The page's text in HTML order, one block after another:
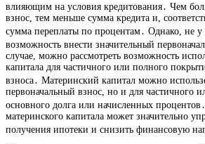
влияющим на условия кредитования․ Чем
взнос, тем меньше сумма кредита и,
сумма переплаты по процентам․ Однако, не у
возможность внести значительный
случае, можно рассмотреть возможность
капитала для частичного или полного
взноса․ Материнский капитал можно
первоначальный взнос, но и для частичного
основного долга или начисленных
материнского капитала может значительно
получения ипотеки и снизить финансовую